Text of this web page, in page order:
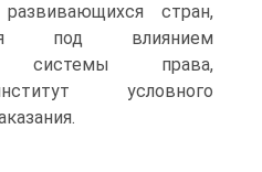
стран,
под влиянием
системы права,
условного